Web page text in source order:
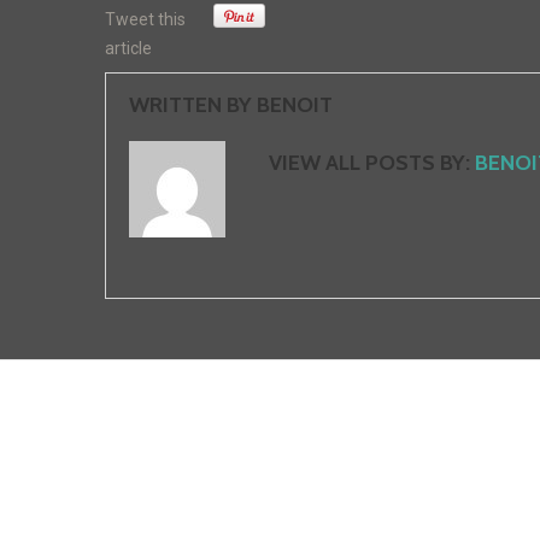
Tweet this
article
WRITTEN BY BENOIT
VIEW ALL POSTS BY: